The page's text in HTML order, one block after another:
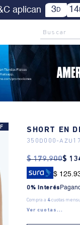
Aplica TYC.
Buscar
SHORT EN
350D000-
$ 179.900$
$
0% Interés
Compra a 4cuotas
Ver cuotas...